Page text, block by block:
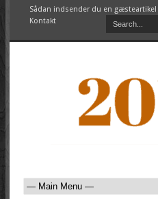
Sådan indsender du en gæsteartikel
Kontakt